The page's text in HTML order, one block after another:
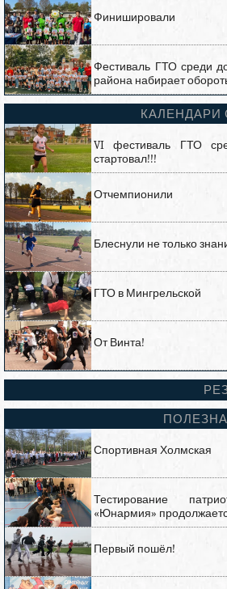
Финишировали
Фестиваль ГТО среди
района набирает
VI фестиваль ГТО
стартовал!!!
Отчемпионили
Блеснули не только
ГТО в Мингрельской
От Винта!
Спортивная Холмская
Тестирование
«Юнармия»
Первый пошёл!